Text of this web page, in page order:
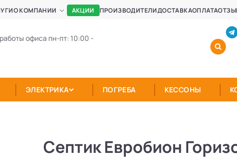
О КОМПАНИИ АКЦИИ ПРОИЗВОДИТЕЛИДОСТАВКАОПЛАТА
офиса пн-пт: 10:00 -
ЭЛЕКТРИКА ПОГРЕБА КЕССОНЫ
Септик Евробион